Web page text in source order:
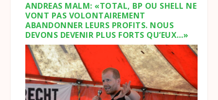
ANDREAS MALM: «TOTAL, BP OU SHELL NE
VONT PAS VOLONTAIREMENT
ABANDONNER LEURS PROFITS. NOUS
DEVONS DEVENIR PLUS FORTS QU’EUX…»